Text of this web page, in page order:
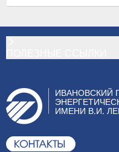
ИВАНОВСКИЙ
ИМЕНИ В.И.